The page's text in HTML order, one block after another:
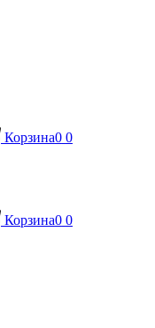
Корзина0 0
Корзина0 0